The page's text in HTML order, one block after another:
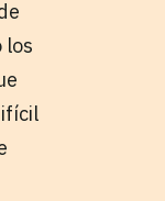
los